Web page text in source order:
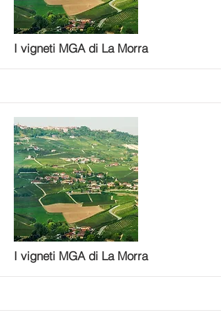
More
I vigneti MGA di La Morra
More
I vigneti MGA di La Morra